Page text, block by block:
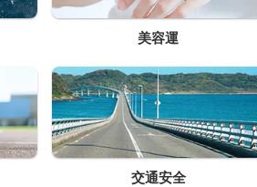
美容運
交通安全